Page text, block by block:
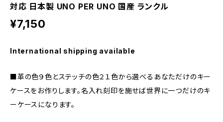
対応 日本製 UNO PER UNO 国産 ランクル
¥7,150
International shipping available
■革の色９色とステッチの色２１色から選べるあなただけのキー
ケースをお作りします。名入れ刻印を施せば世界に一つだけのキ
ーケースになります。